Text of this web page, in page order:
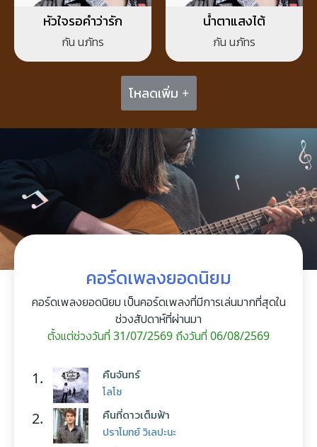
หัวใจรอคำว่ารัก
กัน นภัทร
น้ำตาแสงไต้
กัน นภัทร
โหลดเพิ่ม +
คอร์ดเพลงยอดนิยม
คอร์ดเพลงยอดนิยม เป็นคอร์ดเพลงที่มีการเล่นมากที่สุดใน
ช่วงสัปดาห์ที่ผ่านมา
ตั้งแต่ช่วงวันที่ 31/07/2569 ถึงวันที่ 06/08/2569
1. คืนจันทร์
โลโซ
2. คืนที่ดาวเต็มฟ้า
ปราโมทย์ วิเลปะนะ